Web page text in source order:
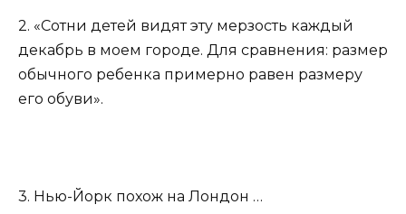
2. «Сотни детей видят эту мерзость каждый
декабрь в моем городе. Для сравнения: размер
обычного ребенка примерно равен размеру
его обуви».
3. Нью-Йорк похож на Лондон …